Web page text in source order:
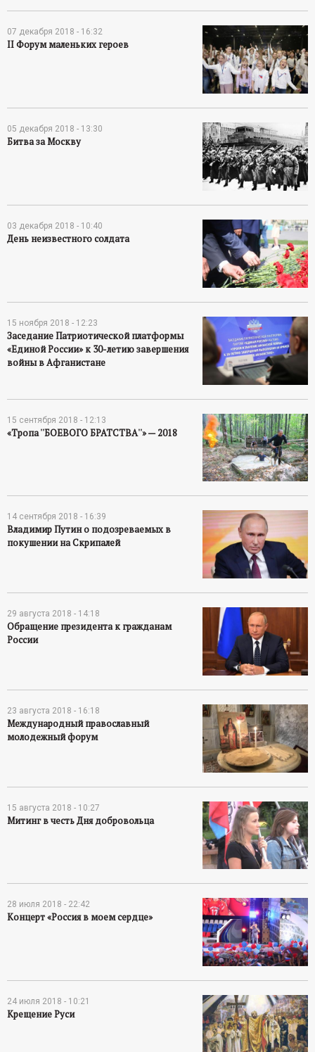
07 декабря 2018 - 16:32
II Форум маленьких героев
05 декабря 2018 - 13:30
Битва за Москву
03 декабря 2018 - 10:40
День неизвестного солдата
15 ноября 2018 - 12:23
Заседание Патриотической платформы
«Единой России» к 30-летию завершения
войны в Афганистане
15 сентября 2018 - 12:13
«Тропа ''БОЕВОГО БРАТСТВА''» — 2018
14 сентября 2018 - 16:39
Владимир Путин о подозреваемых в
покушении на Скрипалей
29 августа 2018 - 14:18
Обращение президента к гражданам
России
23 августа 2018 - 16:18
Международный православный
молодежный форум
15 августа 2018 - 10:27
Митинг в честь Дня добровольца
28 июля 2018 - 22:42
Концерт «Россия в моем сердце»
24 июля 2018 - 10:21
Крещение Руси